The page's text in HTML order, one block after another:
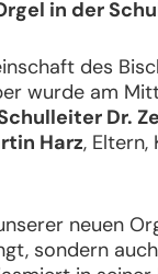
in der
des
wurde am
Dr.
Harz, Eltern,
neuen
sondern